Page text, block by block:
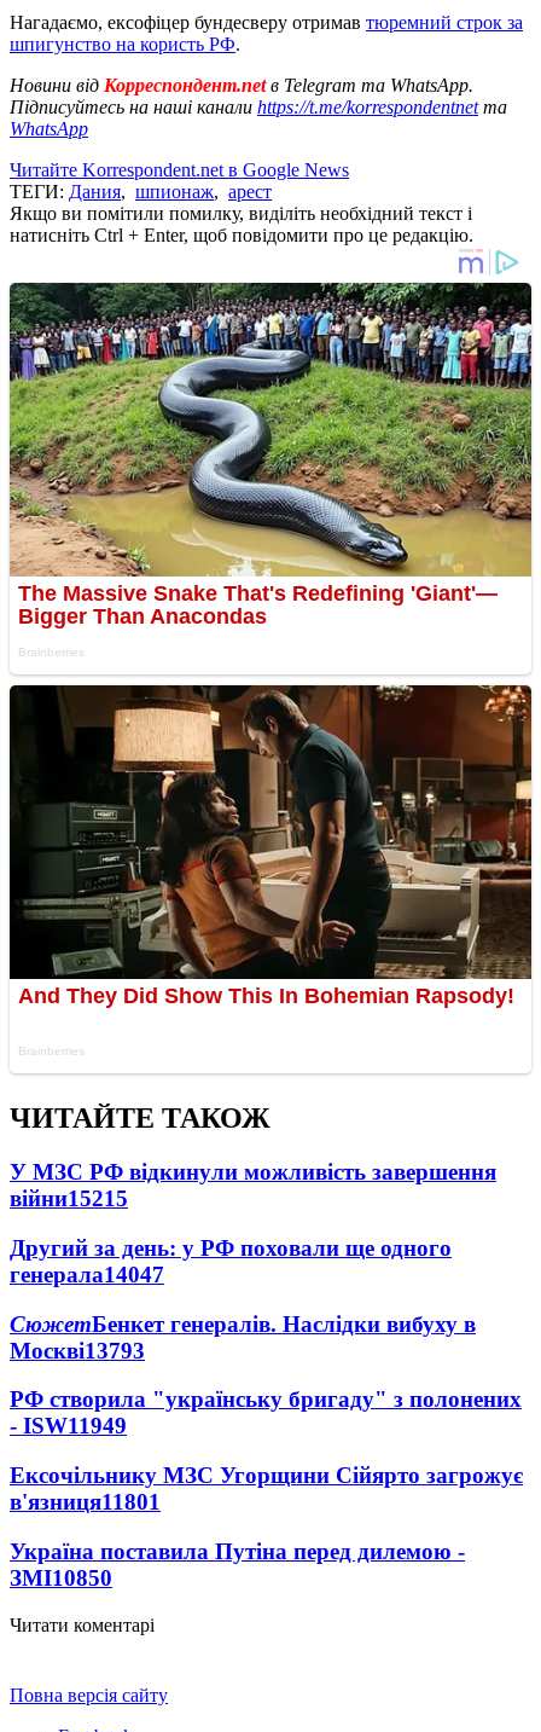
Нагадаємо, ексофіцер бундесверу отримав тюремний строк за
шпигунство на користь РФ.
Новини від Корреспондент.netв Telegram та WhatsApp.
Підписуйтесь на наші канали https://t.me/korrespondentnetта
WhatsApp
Читайте Korrespondent.net в Google News
ТЕГИ: Дания, шпионаж, арест
Якщо ви помітили помилку, виділіть необхідний текст і
натисніть Ctrl + Enter, щоб повідомити про це редакцію.
ЧИТАЙТЕ ТАКОЖ
У МЗС РФ відкинули можливість завершення
війни15215
Другий за день: у РФ поховали ще одного
генерала14047
СюжетБенкет генералів. Наслідки вибуху в
Москві13793
РФ створила "українську бригаду" з полонених
- ISW11949
Ексочільнику МЗС Угорщини Сійярто загрожує
в'язниця11801
Україна поставила Путіна перед дилемою -
ЗМІ10850
Читати коментарі
Повна версія сайту